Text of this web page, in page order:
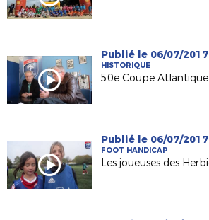
Publié le 06/07/2017
HISTORIQUE
Publié le 06/07/2017
FOOT HANDICAP